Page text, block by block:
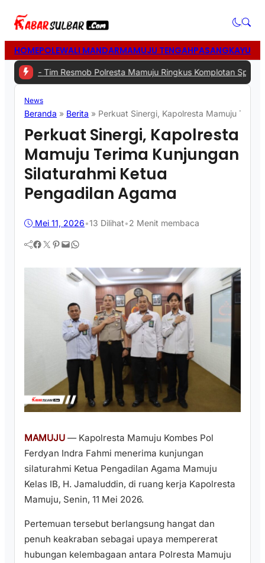
HOMEPOLEWALI MANDARMAMUJU TENGAHPASANGKAYU
Tim Resmob Polresta Mamuju Ringkus Komplotan Spesialis
News
Beranda » Berita » Perkuat Sinergi, Kapolresta Mamuju
Perkuat Sinergi, Kapolresta
Mamuju Terima Kunjungan
Silaturahmi Ketua
Pengadilan Agama
Mei 11, 2026•13 Dilihat•2 Menit membaca
Facebook Twitter Pinterest Mail WhatsApp
MAMUJU — Kapolresta Mamuju Kombes Pol
Ferdyan Indra Fahmi menerima kunjungan
silaturahmi Ketua Pengadilan Agama Mamuju
Kelas IB, H. Jamaluddin, di ruang kerja Kapolresta
Mamuju, Senin, 11 Mei 2026.
Pertemuan tersebut berlangsung hangat dan
penuh keakraban sebagai upaya mempererat
hubungan kelembagaan antara Polresta Mamuju